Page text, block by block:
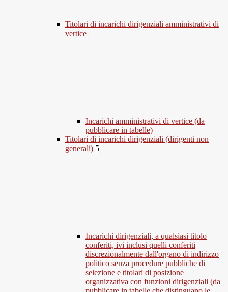
Titolari di incarichi dirigenziali amministrativi di
vertice
Incarichi amministrativi di vertice (da
pubblicare in tabelle)
Titolari di incarichi dirigenziali (dirigenti non
generali) 5
Incarichi dirigenziali, a qualsiasi titolo
conferiti, ivi inclusi quelli conferiti
discrezionalmente dall'organo di indirizzo
politico senza procedure pubbliche di
selezione e titolari di posizione
organizzativa con funzioni dirigenziali (da